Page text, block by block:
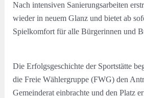
Nach intensiven Sanierungsarbeiten
wieder in neuem Glanz und bietet ab
Spielkomfort für alle Bürgerinnen und
Die Erfolgsgeschichte der Sportstätte
die Freie Wählergruppe (FWG) den
Gemeinderat einbrachte und den Platz